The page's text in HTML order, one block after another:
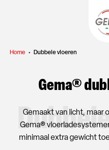
Home • Dubbele vloeren
Gema®
Gemaakt van licht, maar
Gema®
minimaal extra gewicht